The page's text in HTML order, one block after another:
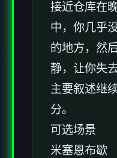
接近仓库在
中，你几乎
的地方，然
静，让你失
主要叙述继
分。
可选场景
米塞恩布歇